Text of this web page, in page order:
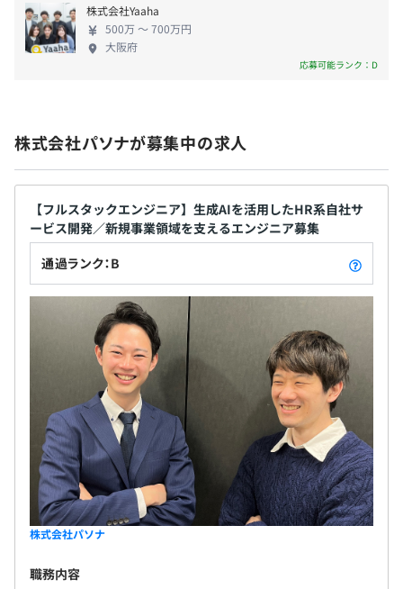
・事故休暇
・赴任休暇
・産前産後休暇
※勤務先がお取引先企業（派遣先企業もしくは受託案件実
施場所）の場合、変更の可能性あり
【有給休暇取得奨励】
・HAPPY HOLIDAY休暇（土日含み最大9連休取得可能）
・MY DAY休暇（誕生日月）
・マイケアデー（健康診断日）
・職務手当
・職務手当②（固定残業手当）
・時間外勤務手当
・深夜勤務手当
・法定休日勤務手当
・通勤手当
※各種手当は、個人毎の役割・状況に応じて支給いたしま
株式会社Yaaha
500万 〜 700万円
大阪府
応募可能ランク：D
株式会社パソナが募集中の求人
【フルスタックエンジニア】生成AIを活用したHR系自社サ
ービス開発／新規事業領域を支えるエンジニア募集
通過ランク：B
株式会社パソナ
職務内容